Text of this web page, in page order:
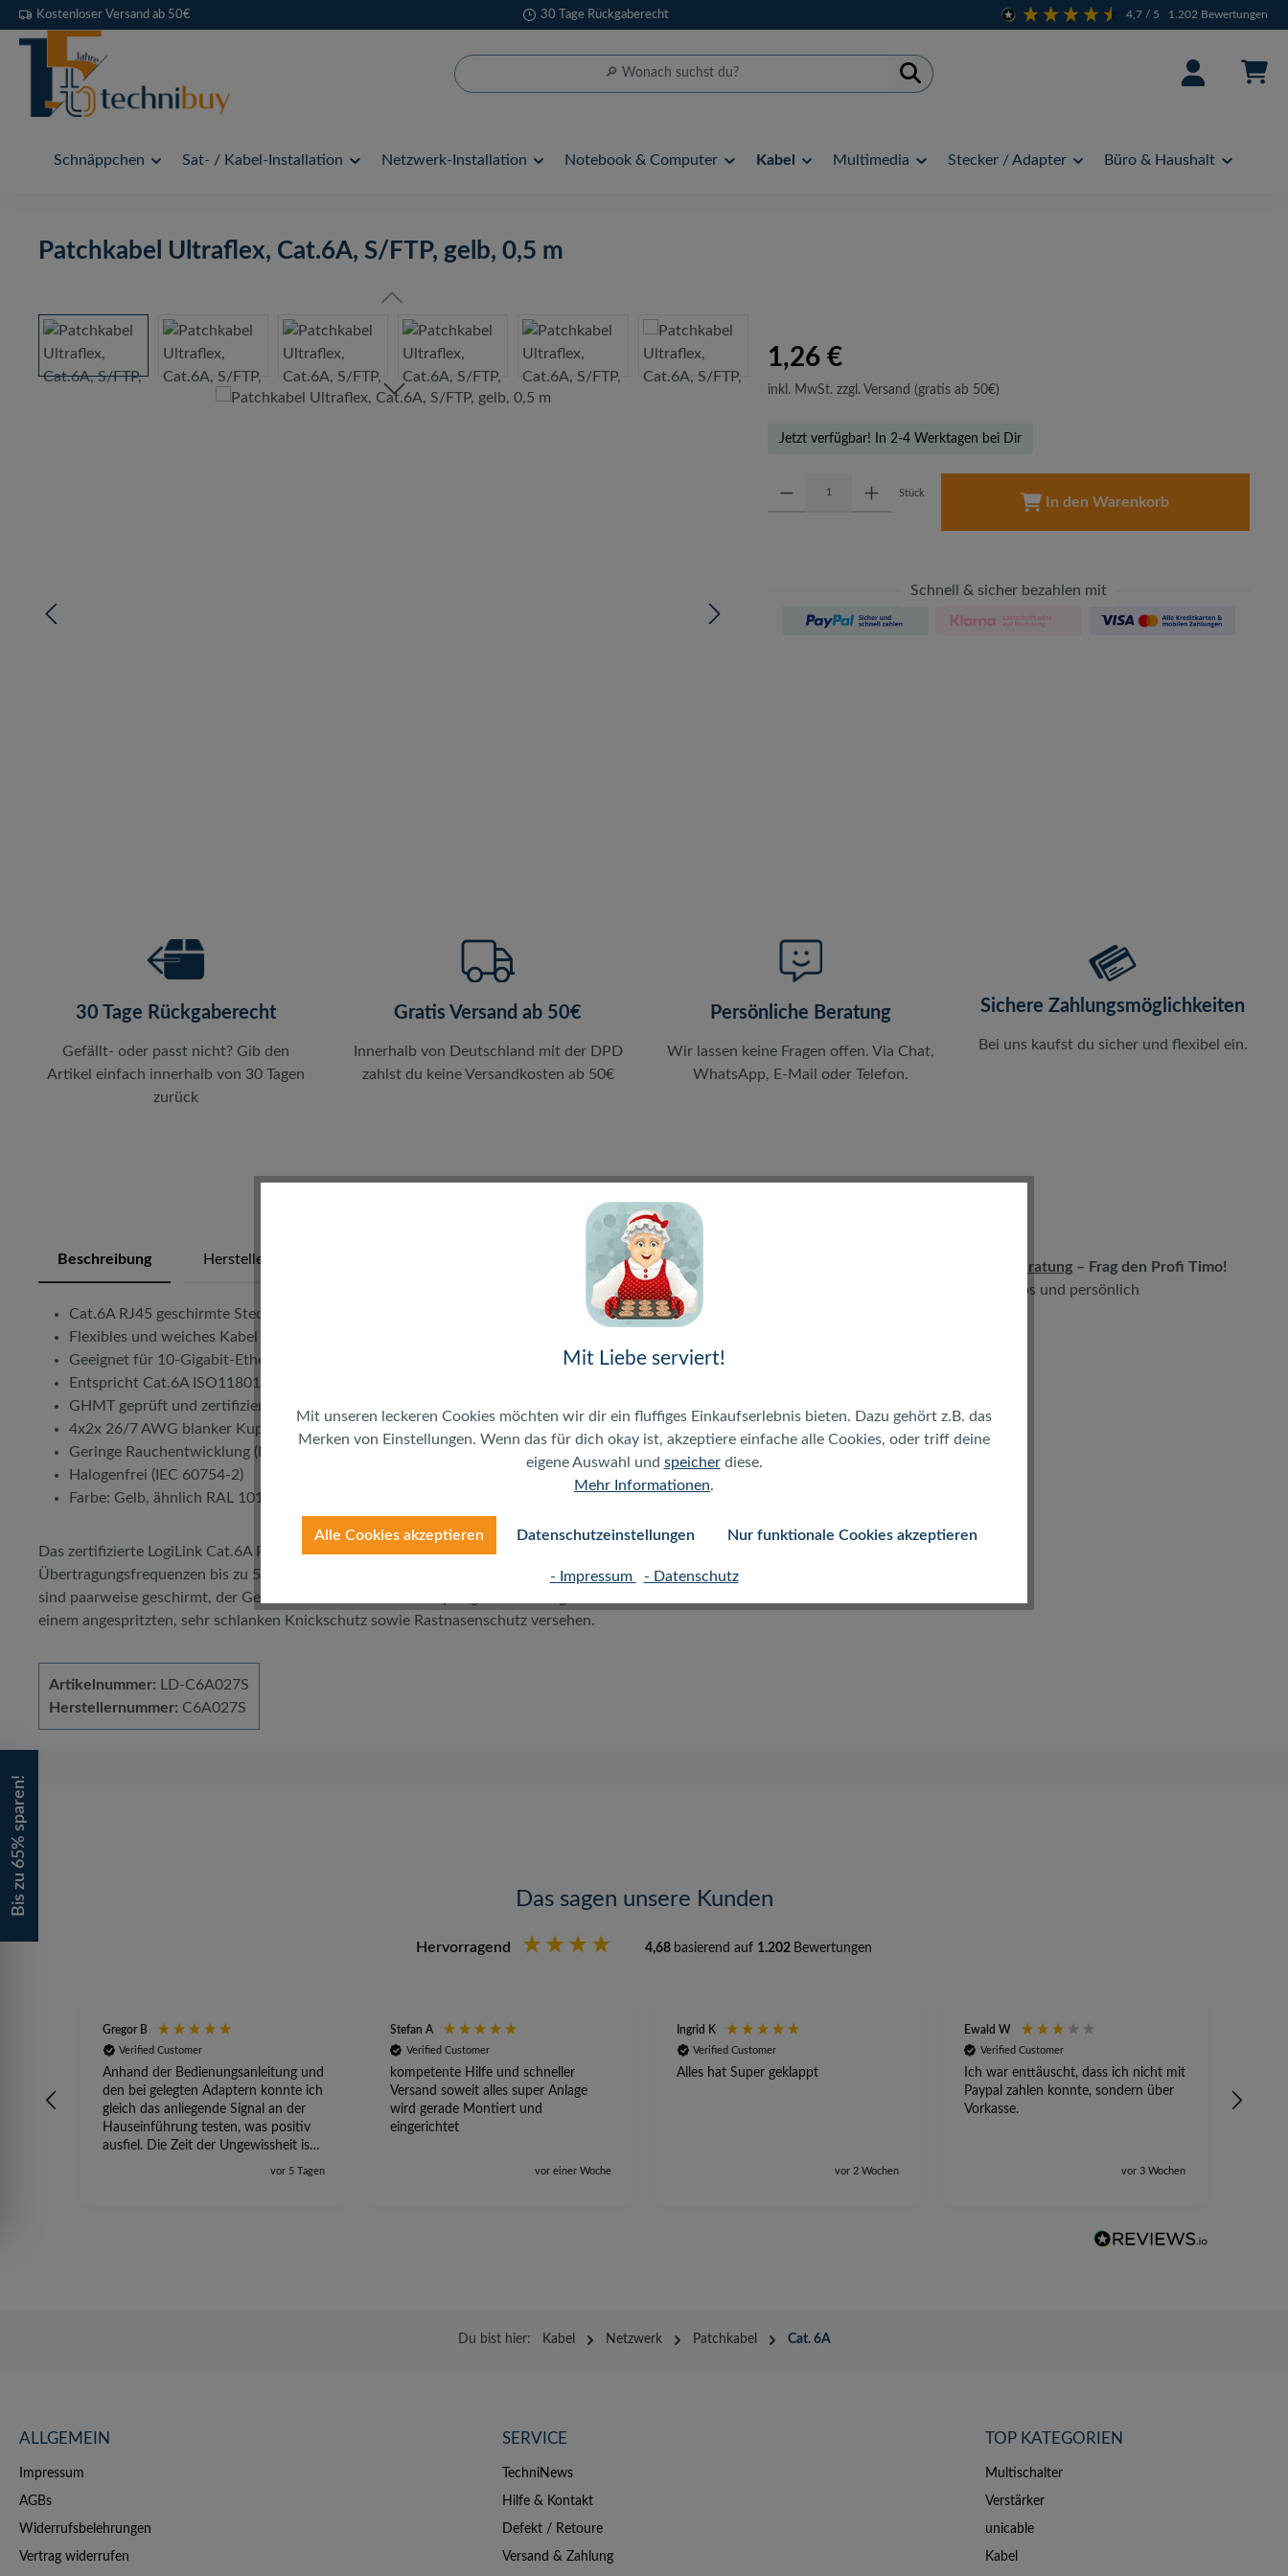
Hauptinhalt springen
Zur Suche springen
Zur Hauptnavigation springen
Kostenloser Versand ab 50€ 30 Tage Rückgaberecht 4,7 / 5 1.202 Bewertungen
Schnäppchen Sat- / Kabel-Installation Netzwerk-Installation Notebook & Computer Kabel Multimedia Stecker / Adapter Büro & Haushalt
Patchkabel Ultraflex, Cat.6A, S/FTP, gelb, 0,5 m
Bildergalerie überspringen
1,26 €
inkl. MwSt. zzgl. Versand (gratis ab 50€)
Jetzt verfügbar! In 2-4 Werktagen bei Dir
Stück
In den Warenkorb
Schnell & sicher bezahlen mit
30 Tage Rückgaberecht
Gefällt- oder passt nicht? Gib den
Artikel einfach innerhalb von 30 Tagen
zurück
Gratis Versand ab 50€
Innerhalb von Deutschland mit der DPD
zahlst du keine Versandkosten ab 50€
Persönliche Beratung
Wir lassen keine Fragen offen. Via Chat,
WhatsApp, E-Mail oder Telefon.
Sichere Zahlungsmöglichkeiten
Bei uns kaufst du sicher und flexibel ein.
Beschreibung Herstellerinfos
Cat.6A RJ45 geschirmte Stecker mit Cat.7 S/FTP Rohkabel
Flexibles und weiches Kabel mit kleinem Biegeradius
Geeignet für 10-Gigabit-Ethernet, PoE, PoE+, PoE++
Entspricht Cat.6A ISO11801 Channel Class EA
GHMT geprüft und zertifiziert
4x2x 26/7 AWG blanker Kupferdraht
Geringe Rauchentwicklung (IEC 61034)
Halogenfrei (IEC 60754-2)
Farbe: Gelb, ähnlich RAL 1018
Das zertifizierte LogiLink Cat.6A Patchkabel ist für Datenübertragungen bis zu 10 Gigabit Ethernet und
Übertragungsfrequenzen bis zu 500 MHz ideal geeignet. Der Mantel ist halogenfrei und flammwidrig, die Kupferadern
sind paarweise geschirmt, der Gesamtschirm besteht aus Kupfergeflecht. Die geschirmten RJ45 Stecker sind mit
einem angespritzten, sehr schlanken Knickschutz sowie Rastnasenschutz versehen.
Artikelnummer: LD-C6A027S
Herstellernummer: C6A027S
LIVE-Beratung – Frag den Profi Timo!
kostenlos und persönlich
Das sagen unsere Kunden
Hervorragend 4,68 basierend auf 1.202 Bewertungen
Gregor B
Verified Customer
Anhand der Bedienungsanleitung und
den bei gelegten Adaptern konnte ich
gleich das anliegende Signal an der
Hauseinführung testen, was positiv
ausfiel. Die Zeit der Ungewissheit ist
jetzt vorbei, ich kann mit Sicherheit
vor 5 Tagen
Stefan A
Verified Customer
kompetente Hilfe und schneller
Versand soweit alles super Anlage
wird gerade Montiert und
eingerichtet
vor einer Woche
Ingrid K
Verified Customer
Alles hat Super geklappt
vor 2 Wochen
Ewald W
Verified Customer
Ich war enttäuscht, dass ich nicht mit
Paypal zahlen konnte, sondern über
Vorkasse.
vor 3 Wochen
Du bist hier: Kabel Netzwerk Patchkabel Cat. 6A
ALLGEMEIN
Impressum
AGBs
Widerrufsbelehrungen
Vertrag widerrufen
SERVICE
TechniNews
Hilfe & Kontakt
Defekt / Retoure
Versand & Zahlung
TOP KATEGORIEN
Multischalter
Verstärker
unicable
Kabel
Bis zu 65% sparen!
Mit Liebe serviert!
Mit unseren leckeren Cookies möchten wir dir ein fluffiges Einkaufserlebnis bieten. Dazu gehört z.B. das
Merken von Einstellungen. Wenn das für dich okay ist, akzeptiere einfache alle Cookies, oder triff deine
eigene Auswahl und speicherdiese.
Mehr Informationen.
Alle Cookies akzeptieren Datenschutzeinstellungen Nur funktionale Cookies akzeptieren
- Impressum - Datenschutz